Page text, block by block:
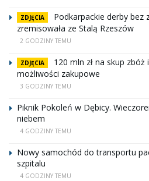
ZDJĘCIA
Podkarpackie derby bez
zremisowała ze Stalą Rzeszów
2 GODZINY TEMU
ZDJĘCIA
120 mln zł na skup
możliwości zakupowe
3 GODZINY TEMU
Piknik Pokoleń w Dębicy.
niebem
4 GODZINY TEMU
Nowy samochód do transportu
szpitalu
4 GODZINY TEMU